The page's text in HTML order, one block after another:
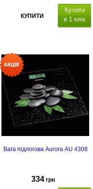
КУПИТИ
Купити
в 1 клік
Вага підлогова Aurora AU 4308
334 грн